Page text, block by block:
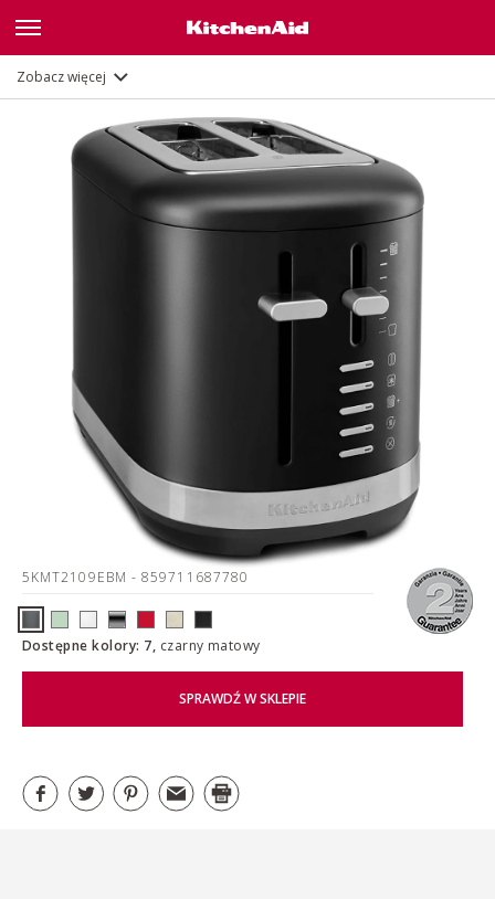
Zobacz więcej
5KMT2109EBM - 859711687780
Dostępne kolory: 7, czarny matowy
SPRAWDŹ W SKLEPIE